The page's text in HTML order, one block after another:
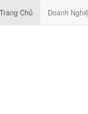
Trang Chủ Doanh